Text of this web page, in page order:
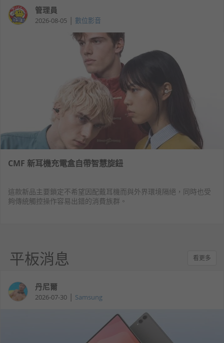
管理員
2026-08-05 | 數位影音
CMF 新耳機充電盒自帶智慧旋鈕
這款新品主要鎖定不希望因配戴耳機而與外界環境隔絕，同時也受
夠傳統觸控操作容易出錯的消費族群。
平板消息 看更多
丹尼爾
2026-07-30 | Samsung